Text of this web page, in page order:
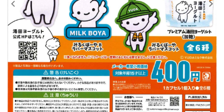
販促用空カプセル
レンタル
景品・玩具・文具
販促用カプセルトイ